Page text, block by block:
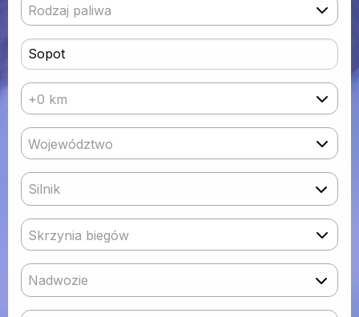
Rodzaj paliwa
+0 km
Województwo
Silnik
Skrzynia biegów
Nadwozie